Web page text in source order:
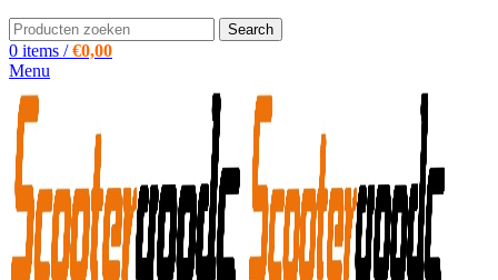
Search
0 items / €0,00
Menu